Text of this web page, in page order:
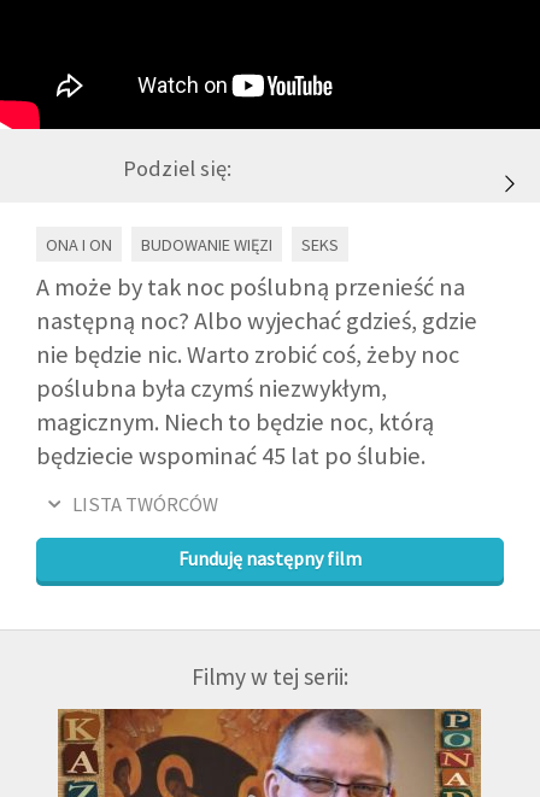
PARTNERZY
NEWSLETTER
DLA MEDIÓW
Podziel się:
ONA I ON BUDOWANIE WIĘZI SEKS
A może by tak noc poślubną przenieść na
następną noc? Albo wyjechać gdzieś, gdzie
nie będzie nic. Warto zrobić coś, żeby noc
poślubna była czymś niezwykłym,
magicznym. Niech to będzie noc, którą
będziecie wspominać 45 lat po ślubie.
LISTA TWÓRCÓW
Funduję następny film
Filmy w tej serii: